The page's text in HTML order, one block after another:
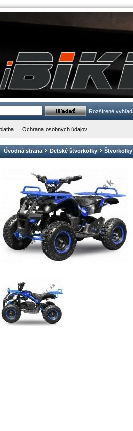
Rozšírené
Ochrana osobných údajov
Úvodná strana Detské štvorkolky